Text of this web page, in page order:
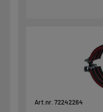
Art.nr. 72242264